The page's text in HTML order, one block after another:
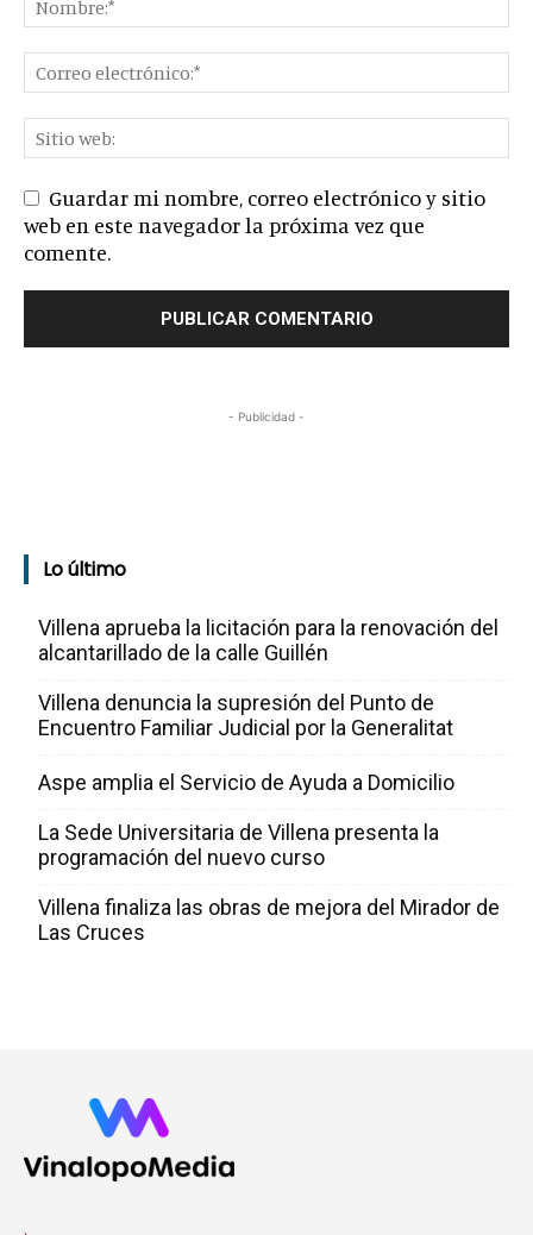
Guardar mi nombre, correo electrónico y sitio
web en este navegador la próxima vez que
comente.
- Publicidad -
Lo último
Villena aprueba la licitación para la renovación del
alcantarillado de la calle Guillén
Villena denuncia la supresión del Punto de
Encuentro Familiar Judicial por la Generalitat
Aspe amplia el Servicio de Ayuda a Domicilio
La Sede Universitaria de Villena presenta la
programación del nuevo curso
Villena finaliza las obras de mejora del Mirador de
Las Cruces